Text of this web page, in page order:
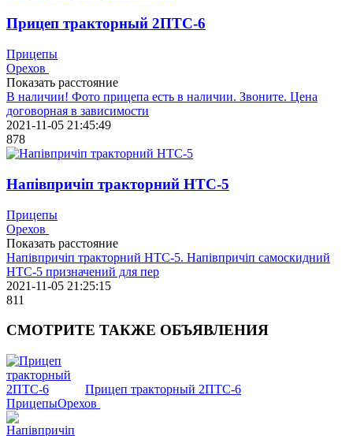
Прицеп тракторный 2ПТС-6
Прицепы
Орехов
Показать расстояние
В наличии! Фото прицепа есть в наличии. Звоните. Цена
договорная в зависимости
2021-11-05 21:45:49
878
Напівпричіп тракторний НТС-5
Прицепы
Орехов
Показать расстояние
Напівпричіп тракторний НТС-5. Напівпричіп самоскидний
НТС-5 призначений для пер
2021-11-05 21:25:15
811
СМОТРИТЕ ТАКЖЕ ОБЪЯВЛЕНИЯ
Прицеп тракторный 2ПТС-6
ПрицепыОрехов